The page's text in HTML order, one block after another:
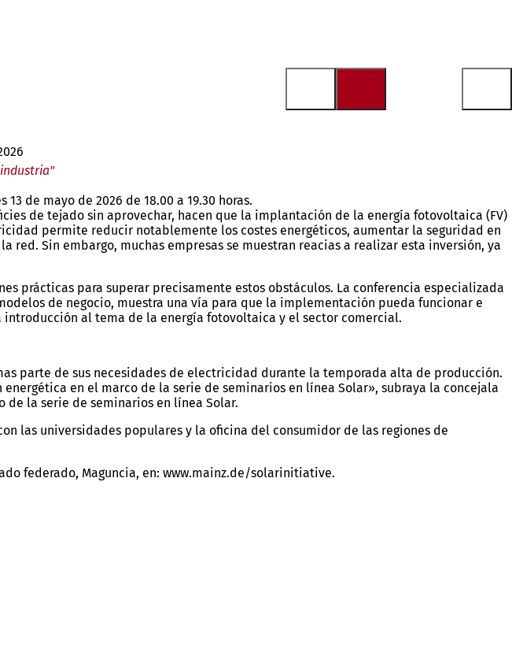
de mayo de 2026 de 18.00 a 19.30 horas.
de tejado sin aprovechar, hacen que la implantación de la energía fotovoltaica (FV)
permite reducir notablemente los costes energéticos, aumentar la seguridad en
Sin embargo, muchas empresas se muestran reacias a realizar esta inversión, ya
prácticas para superar precisamente estos obstáculos. La conferencia especializada
de negocio, muestra una vía para que la implementación pueda funcionar e
al tema de la energía fotovoltaica y el sector comercial.
parte de sus necesidades de electricidad durante la temporada alta de producción.
en el marco de la serie de seminarios en línea Solar», subraya la concejala
de la serie de seminarios en línea Solar.
las universidades populares y la oficina del consumidor de las regiones de
federado, Maguncia, en: www.mainz.de/solarinitiative.